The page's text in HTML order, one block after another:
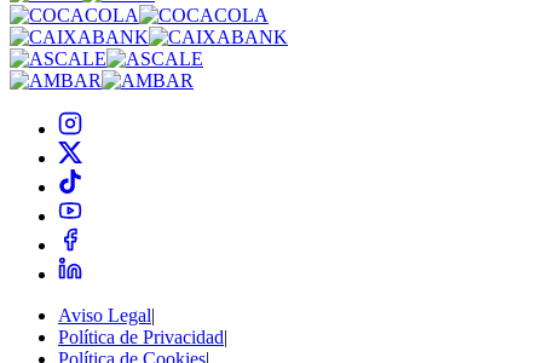
Aviso Legal|
Política de Privacidad|
Política de Cookies|